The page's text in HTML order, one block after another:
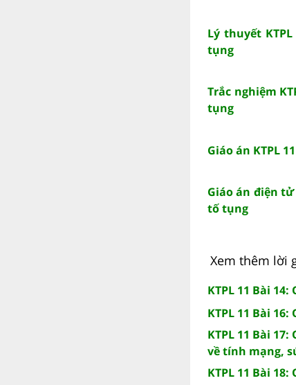
Lý thuyết
tụng
Trắc nghiệm
tụng
Giáo án KTPL
Giáo án điện tử
tố tụng
Xem thêm lời
KTPL 11 Bài
KTPL 11 Bài
KTPL 11 Bài
về tính mạng,
KTPL 11 Bài